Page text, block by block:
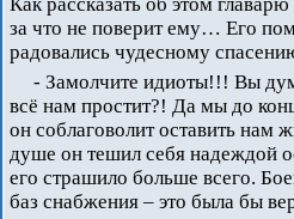
за что не поверит ему… Его
радовались чудесному
- Замолчите идиоты!!! Вы
всё нам простит?! Да мы до
он соблаговолит оставить нам
душе он тешил себя надеждой
его страшило больше всего.
баз снабжения – это была бы